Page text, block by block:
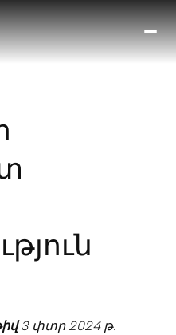
3 փտր 2024 թ.